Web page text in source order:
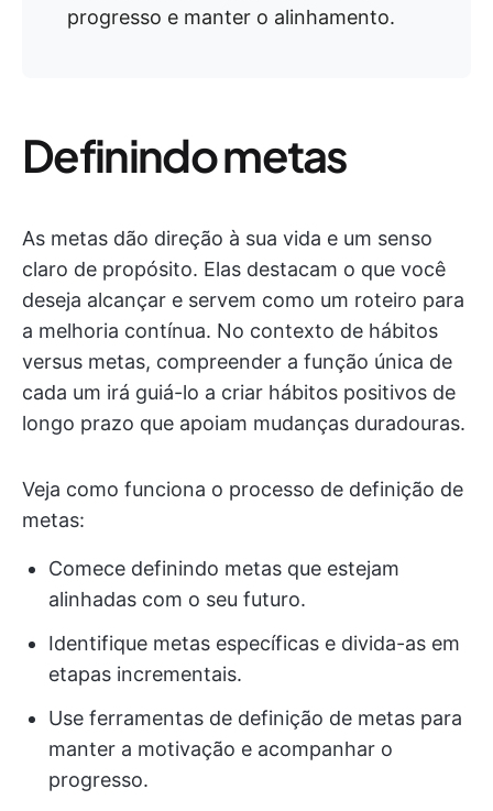
progresso e manter o alinhamento.
Definindo metas
As metas dão direção à sua vida e um senso
claro de propósito. Elas destacam o que você
deseja alcançar e servem como um roteiro para
a melhoria contínua. No contexto de hábitos
versus metas, compreender a função única de
cada um irá guiá-lo a criar hábitos positivos de
longo prazo que apoiam mudanças duradouras.
Veja como funciona o processo de definição de
metas:
Comece definindo metas que estejam
alinhadas com o seu futuro.
Identifique metas específicas e divida-as em
etapas incrementais.
Use ferramentas de definição de metas para
manter a motivação e acompanhar o
progresso.